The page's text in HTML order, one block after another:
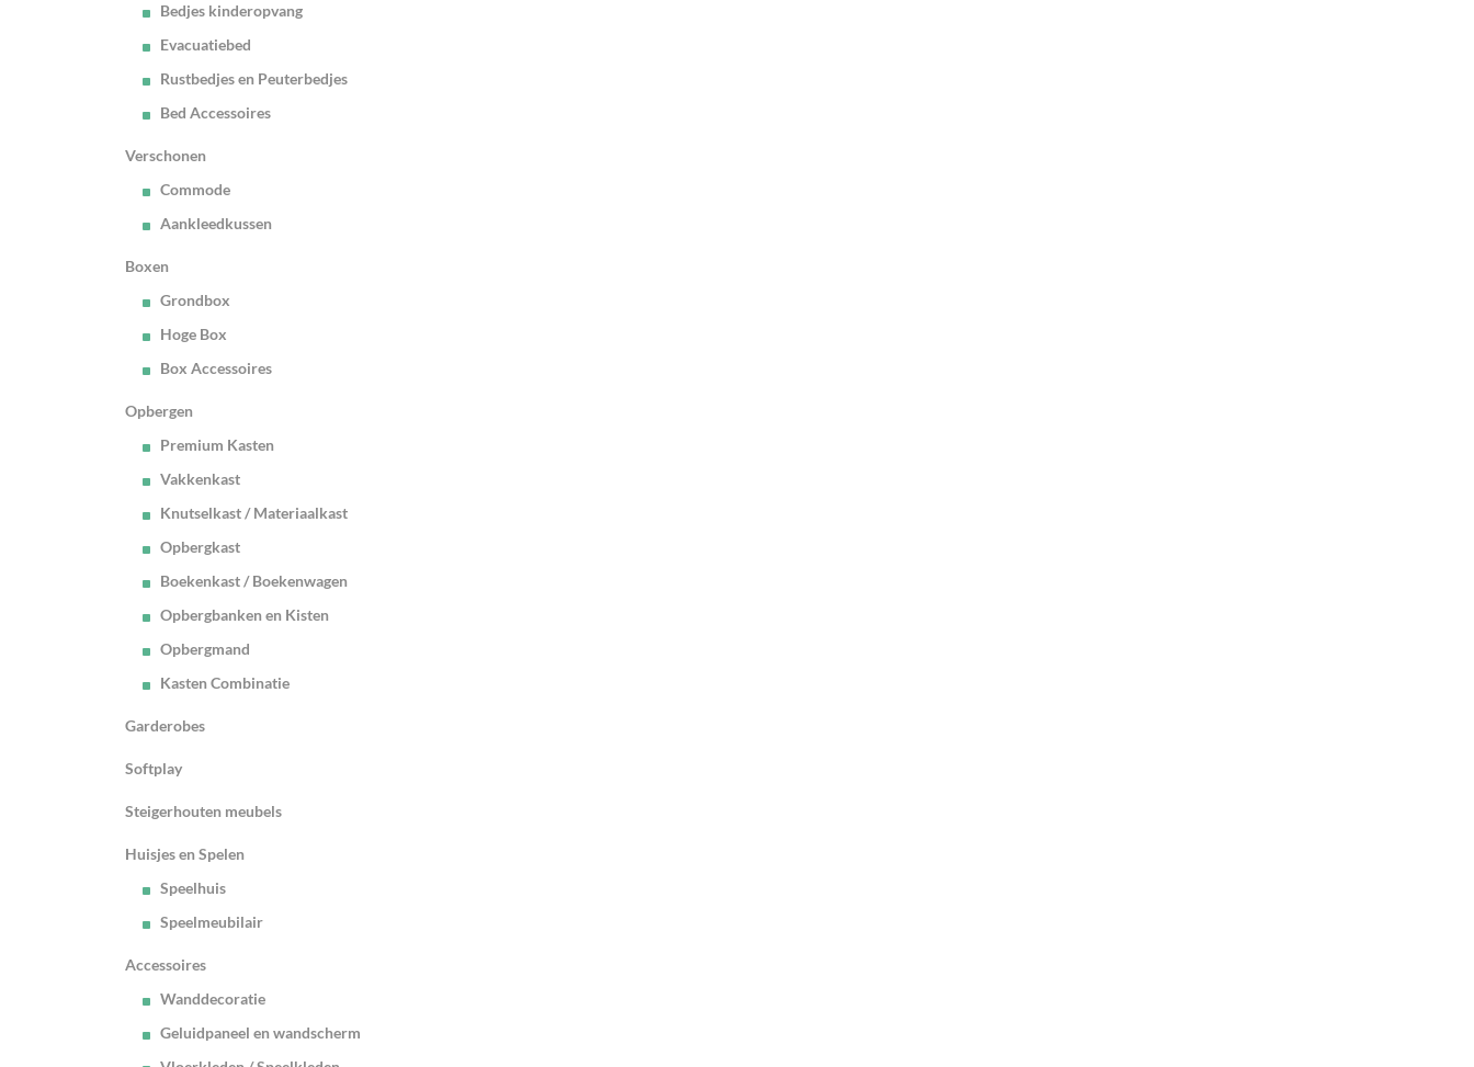
Bedjes kinderopvang
Evacuatiebed
Rustbedjes en Peuterbedjes
Bed Accessoires
Verschonen
Commode
Aankleedkussen
Boxen
Grondbox
Hoge Box
Box Accessoires
Opbergen
Premium Kasten
Vakkenkast
Knutselkast / Materiaalkast
Opbergkast
Boekenkast / Boekenwagen
Opbergbanken en Kisten
Opbergmand
Kasten Combinatie
Garderobes
Softplay
Steigerhouten meubels
Huisjes en Spelen
Speelhuis
Speelmeubilair
Accessoires
Wanddecoratie
Geluidpaneel en wandscherm